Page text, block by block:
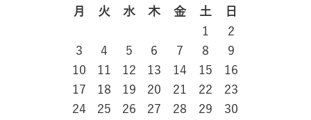
月
火 水 木 金 土
日
1
2
3
4 5 6 7 8
9
10
11 12 13 14 15
16
17
18 19 20 21 22
23
24
25 26 27 28 29
30